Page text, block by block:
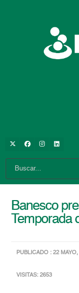
Banesco
Temporada
PUBLICADO : 22
VISITAS: 2653